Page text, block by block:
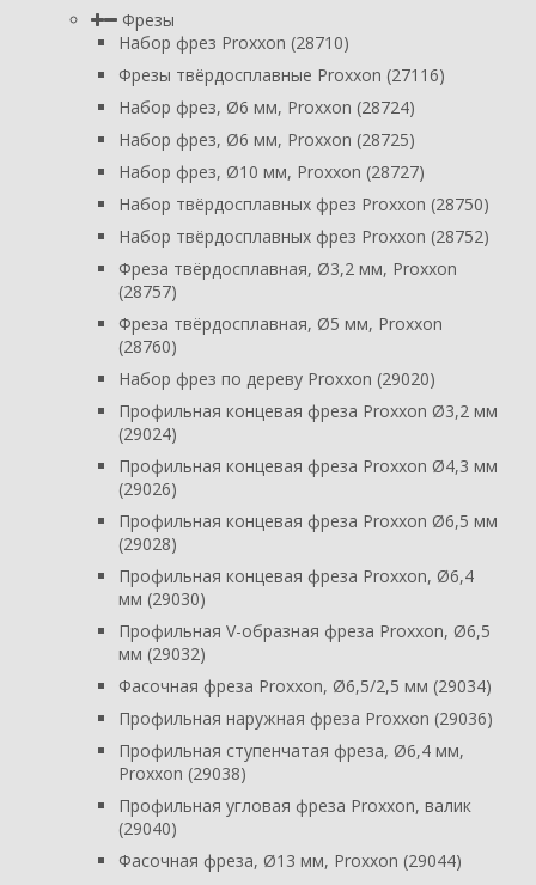
Фрезы
Набор фрез Proxxon (28710)
Фрезы твёрдосплавные Proxxon (27116)
Набор фрез, Ø6 мм, Proxxon (28724)
Набор фрез, Ø6 мм, Proxxon (28725)
Набор фрез, Ø10 мм, Proxxon (28727)
Набор твёрдосплавных фрез Proxxon (28750)
Набор твёрдосплавных фрез Proxxon (28752)
Фреза твёрдосплавная, Ø3,2 мм, Proxxon
(28757)
Фреза твёрдосплавная, Ø5 мм, Proxxon
(28760)
Набор фрез по дереву Proxxon (29020)
Профильная концевая фреза Proxxon Ø3,2 мм
(29024)
Профильная концевая фреза Proxxon Ø4,3 мм
(29026)
Профильная концевая фреза Proxxon Ø6,5 мм
(29028)
Профильная концевая фреза Proxxon, Ø6,4
мм (29030)
Профильная V-образная фреза Proxxon, Ø6,5
мм (29032)
Фасочная фреза Proxxon, Ø6,5/2,5 мм (29034)
Профильная наружная фреза Proxxon (29036)
Профильная ступенчатая фреза, Ø6,4 мм,
Proxxon (29038)
Профильная угловая фреза Proxxon, валик
(29040)
Фасочная фреза, Ø13 мм, Proxxon (29044)